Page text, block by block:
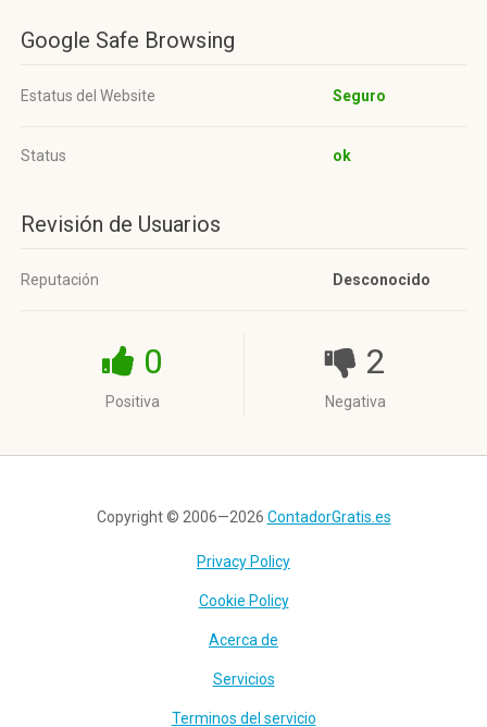
Google Safe Browsing
Estatus del Website Seguro
Status ok
Revisión de Usuarios
Reputación Desconocido
0
Positiva
2
Negativa
Copyright © 2006—2026 ContadorGratis.es
Privacy Policy
Cookie Policy
Acerca de
Servicios
Terminos del servicio